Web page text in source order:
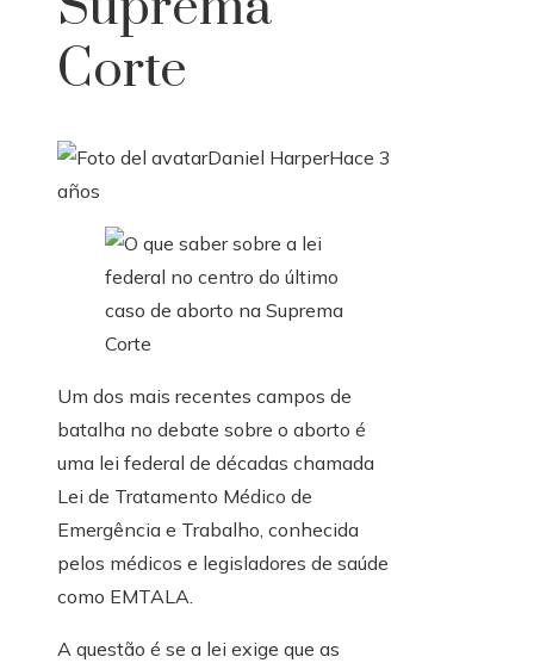
Corte
Daniel HarperHace 3
años
Um dos mais recentes campos de
batalha no debate sobre o aborto é
uma lei federal de décadas chamada
Lei de Tratamento Médico de
Emergência e Trabalho, conhecida
pelos médicos e legisladores de saúde
como EMTALA.
A questão é se a lei exige que as